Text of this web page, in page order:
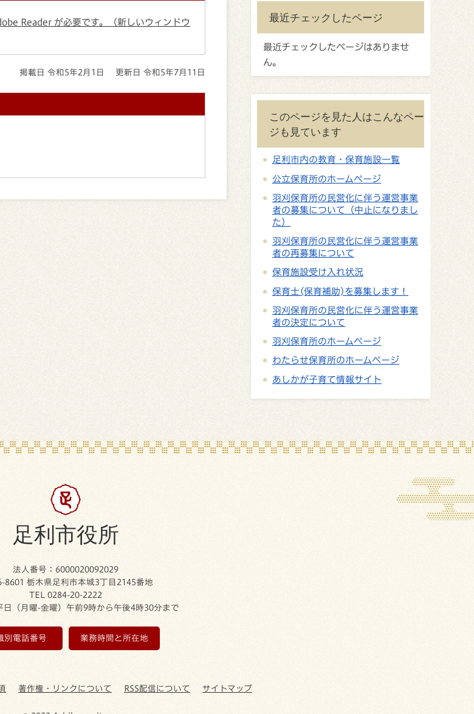
Reader が必要です。（新しいウィンドウ
掲載日 令和5年2月1日 更新日 令和5年7月11日
最近チェックしたページ
最近チェックしたページはありませ
ん。
このページを見た人はこんなペー
ジも見ています
足利市内の教育・保育施設一覧
公立保育所のホームページ
羽刈保育所の民営化に伴う運営事業
者の募集について（中止になりまし
た）
羽刈保育所の民営化に伴う運営事業
者の再募集について
保育施設受け入れ状況
保育士(保育補助)を募集します！
羽刈保育所の民営化に伴う運営事業
者の決定について
羽刈保育所のホームページ
わたらせ保育所のホームページ
あしかが子育て情報サイト
足利市役所
法人番号：6000020092029
8601 栃木県足利市本城3丁目2145番地
TEL 0284-20-2222
日（月曜-金曜）午前9時から午後4時30分まで
別電話番号 業務時間と所在地
著作権・リンクについて RSS配信について サイトマップ